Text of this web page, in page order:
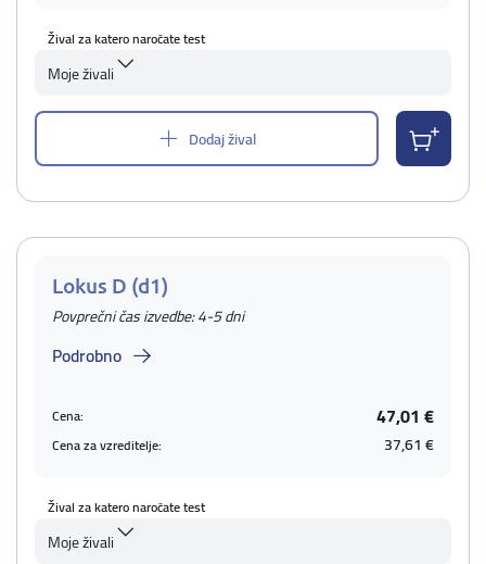
Žival za katero naročate test
Moje živali
Dodaj žival
Lokus D (d1)
Povprečni čas izvedbe: 4-5 dni
Podrobno
Cena: 47,01 €
Cena za vzreditelje: 37,61 €
Žival za katero naročate test
Moje živali